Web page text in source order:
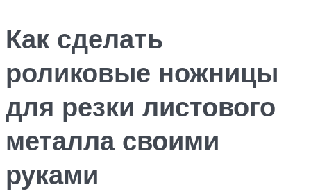
Как сделать
роликовые ножницы
для резки листового
металла своими
руками